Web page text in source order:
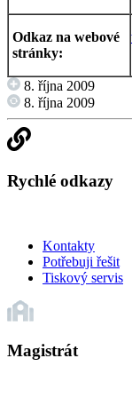
Odkaz na webové
stránky:
8. října 2009
8. října 2009
Rychlé odkazy
Kontakty
Potřebuji řešit
Tiskový servis
Magistrát